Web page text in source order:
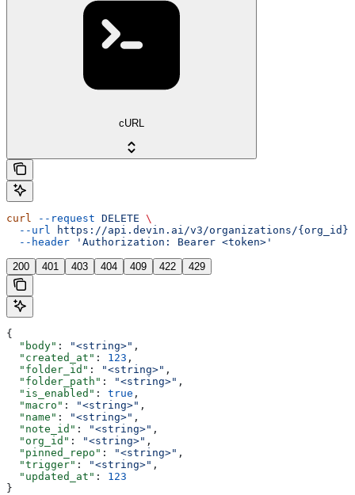
cURL
curl --request DELETE \
  --url
https://api.devin.ai/v3/organizations/{org_id}/
  --header
'Authorization: Bearer <token>'
200 401 403 404 409 422 429
{
  "body"
: "<string>" ,
  "created_at"
: 123 ,
  "folder_id"
: "<string>" ,
  "folder_path"
: "<string>" ,
  "is_enabled"
: true ,
  "macro"
: "<string>" ,
  "name"
: "<string>" ,
  "note_id"
: "<string>" ,
  "org_id"
: "<string>" ,
  "pinned_repo"
: "<string>" ,
  "trigger"
: "<string>" ,
  "updated_at"
: 123
}